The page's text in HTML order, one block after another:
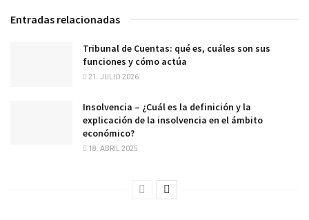
Entradas relacionadas
Tribunal de Cuentas: qué es, cuáles son sus
funciones y cómo actúa
21. JULIO 2026
Insolvencia – ¿Cuál es la definición y la
explicación de la insolvencia en el ámbito
económico?
18. ABRIL 2025